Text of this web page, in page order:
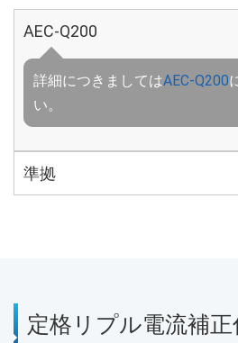
AEC-Q200
詳細につきましてはAEC-Q200
い。
準拠
定格リプル電流補正